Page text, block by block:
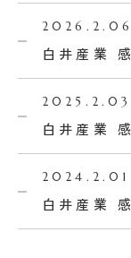
2026.2.06
白井産業
2025.2.03
白井産業
2024.2.01
白井産業